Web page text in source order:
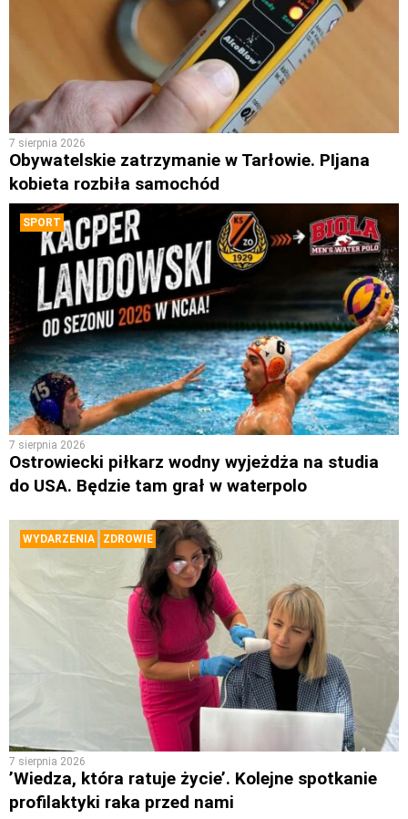
7 sierpnia 2026
Obywatelskie zatrzymanie w Tarłowie. PIjana
kobieta rozbiła samochód
SPORT
7 sierpnia 2026
Ostrowiecki piłkarz wodny wyjeżdża na studia
do USA. Będzie tam grał w waterpolo
WYDARZENIA ZDROWIE
7 sierpnia 2026
’Wiedza, która ratuje życie’. Kolejne spotkanie
profilaktyki raka przed nami